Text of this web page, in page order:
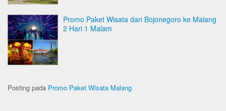
Promo Paket Wisata dari Bojonegoro ke Malang
2 Hari 1 Malam
Posting pada Promo Paket Wisata Malang